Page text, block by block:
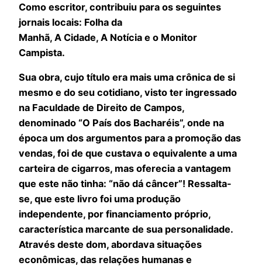
Como escritor, contribuiu para os seguintes
jornais locais: Folha da
Manhã, A Cidade, A Notícia e o Monitor
Campista.
Sua obra, cujo título era mais uma crônica de si
mesmo e do seu cotidiano, visto ter ingressado
na Faculdade de Direito de Campos,
denominado “O País dos Bacharéis”, onde na
época um dos argumentos para a promoção das
vendas, foi de que custava o equivalente a uma
carteira de cigarros, mas oferecia a vantagem
que este não tinha: “não dá câncer”! Ressalta-
se, que este livro foi uma produção
independente, por financiamento próprio,
característica marcante de sua personalidade.
Através deste dom, abordava situações
econômicas, das relações humanas e